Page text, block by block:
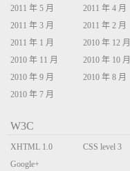
2011 年 5 月
2011 年 4 月
2011 年 3 月
2011 年 2 月
2011 年 1 月
2010 年 12 月
2010 年 11 月
2010 年 10 月
2010 年 9 月
2010 年 8 月
2010 年 7 月
W3C
XHTML 1.0
Transitional
CSS level 3
Google+